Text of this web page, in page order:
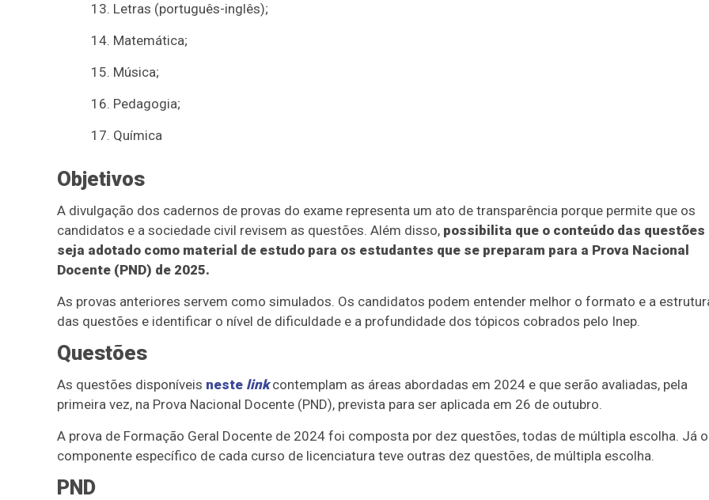
Letras (português-inglês);
Matemática;
Música;
Pedagogia;
Química
Objetivos
A divulgação dos cadernos de provas do exame representa um ato de transparência porque permite que os
candidatos e a sociedade civil revisem as questões. Além disso, possibilita que o conteúdo das questões
seja adotado como material de estudo para os estudantes que se preparam para a Prova Nacional
Docente (PND) de 2025.
As provas anteriores servem como simulados. Os candidatos podem entender melhor o formato e a
das questões e identificar o nível de dificuldade e a profundidade dos tópicos cobrados pelo Inep.
Questões
As questões disponíveis neste link contemplam as áreas abordadas em 2024 e que serão avaliadas, pela
primeira vez, na Prova Nacional Docente (PND), prevista para ser aplicada em 26 de outubro.
A prova de Formação Geral Docente de 2024 foi composta por dez questões, todas de múltipla escolha. Já o
componente específico de cada curso de licenciatura teve outras dez questões, de múltipla escolha.
PND